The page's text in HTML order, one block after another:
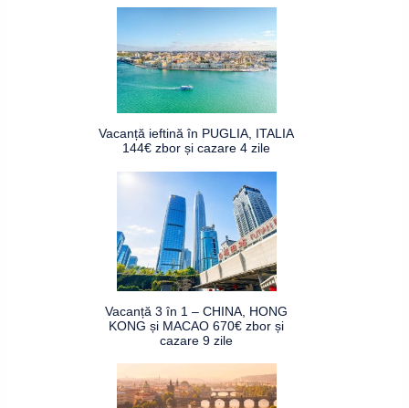
Vacanță ieftină în PUGLIA, ITALIA
144€ zbor și cazare 4 zile
Vacanță 3 în 1 – CHINA, HONG
KONG și MACAO 670€ zbor și
cazare 9 zile